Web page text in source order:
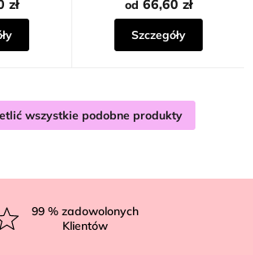
zł od 66,60 zł
Szczegóły
wszystkie podobne produkty
99 % zadowolonych
Klientów